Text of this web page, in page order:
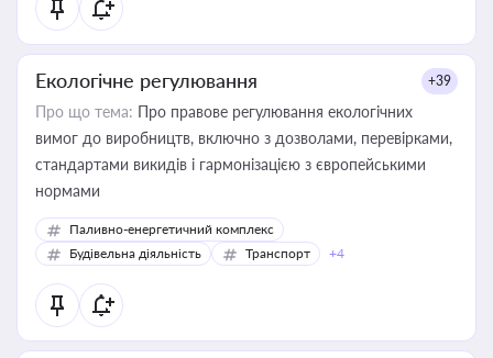
Екологічне регулювання +39
Про що тема: Про правове регулювання екологічних
вимог до виробництв, включно з дозволами, перевірками,
стандартами викидів і гармонізацією з європейськими
нормами
Паливно-енергетичний комплекс
Будівельна діяльність
Транспорт +4